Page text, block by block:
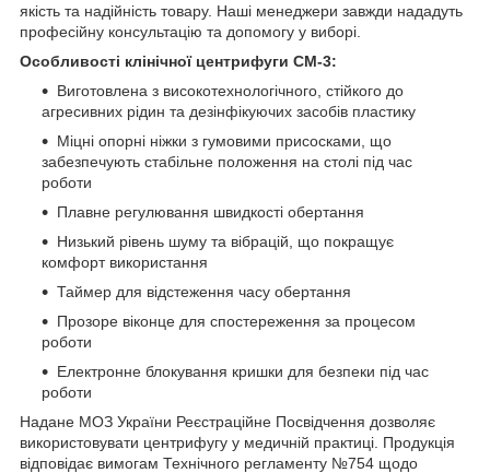
якість та надійність товару. Наші менеджери завжди нададуть
професійну консультацію та допомогу у виборі.
Особливості клінічної центрифуги CM-3:
Виготовлена з високотехнологічного, стійкого до
агресивних рідин та дезінфікуючих засобів пластику
Міцні опорні ніжки з гумовими присосками, що
забезпечують стабільне положення на столі під час
роботи
Плавне регулювання швидкості обертання
Низький рівень шуму та вібрацій, що покращує
комфорт використання
Таймер для відстеження часу обертання
Прозоре віконце для спостереження за процесом
роботи
Електронне блокування кришки для безпеки під час
роботи
Надане МОЗ України Реєстраційне Посвідчення дозволяє
використовувати центрифугу у медичній практиці. Продукція
відповідає вимогам Технічного регламенту №754 щодо